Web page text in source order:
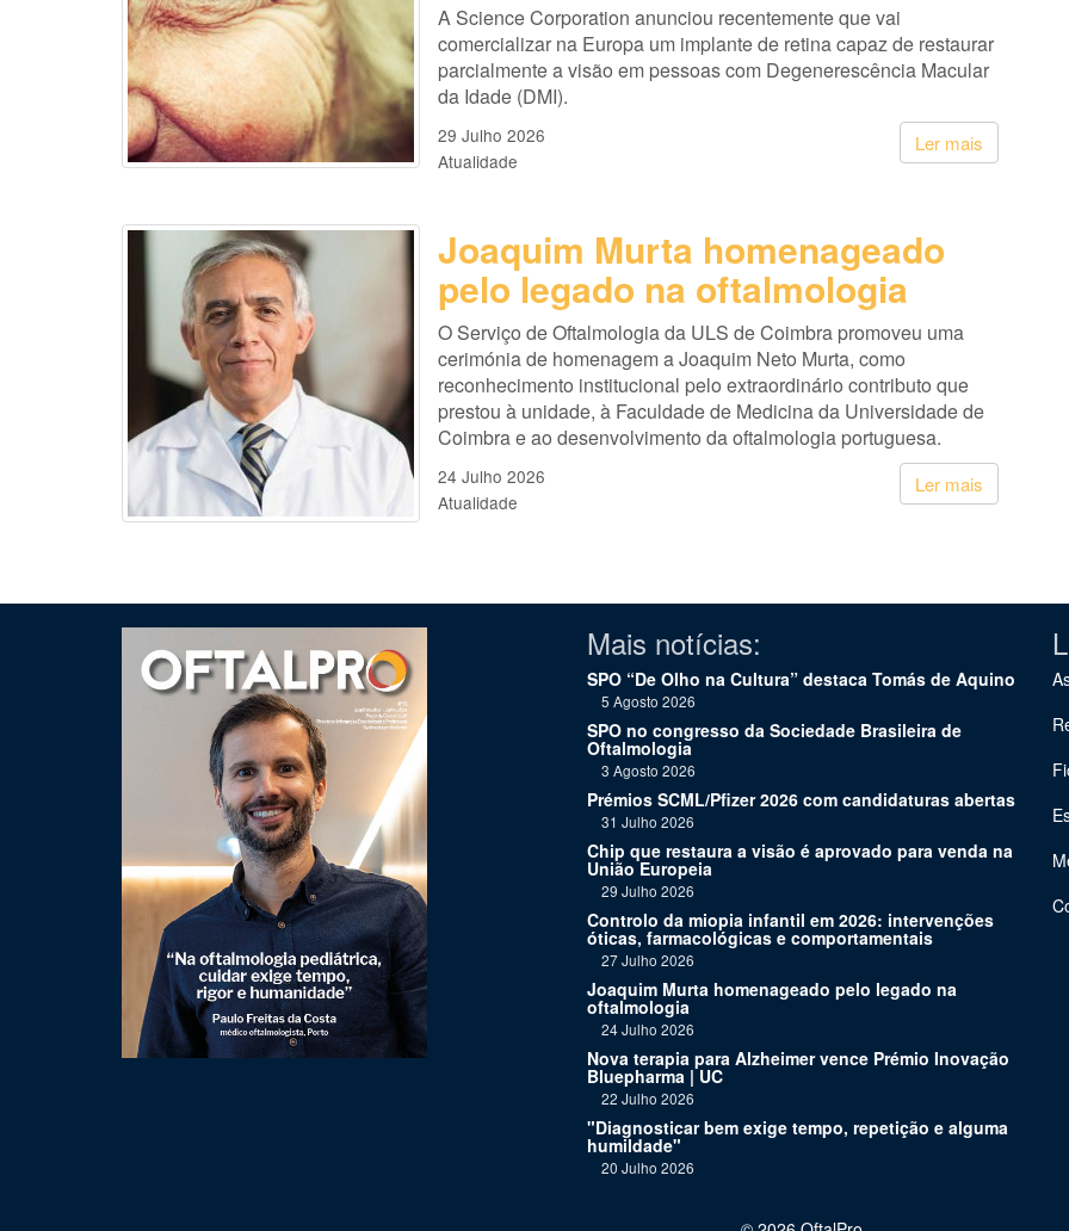
A Science Corporation anunciou recentemente que vai
comercializar na Europa um implante de retina capaz de restaurar
parcialmente a visão em pessoas com Degenerescência Macular
da Idade (DMI).
Ler mais
29 Julho 2026
Atualidade
Joaquim Murta homenageado
pelo legado na oftalmologia
O Serviço de Oftalmologia da ULS de Coimbra promoveu uma
cerimónia de homenagem a Joaquim Neto Murta, como
reconhecimento institucional pelo extraordinário contributo que
prestou à unidade, à Faculdade de Medicina da Universidade de
Coimbra e ao desenvolvimento da oftalmologia portuguesa.
Ler mais
24 Julho 2026
Atualidade
Clique para ler
Mais notícias:
SPO “De Olho na Cultura” destaca Tomás de Aquino
5 Agosto 2026
SPO no congresso da Sociedade Brasileira de
Oftalmologia
3 Agosto 2026
Prémios SCML/Pfizer 2026 com candidaturas abertas
31 Julho 2026
Chip que restaura a visão é aprovado para venda na
União Europeia
29 Julho 2026
Controlo da miopia infantil em 2026: intervenções
óticas, farmacológicas e comportamentais
27 Julho 2026
Joaquim Murta homenageado pelo legado na
oftalmologia
24 Julho 2026
Nova terapia para Alzheimer vence Prémio Inovação
Bluepharma | UC
22 Julho 2026
"Diagnosticar bem exige tempo, repetição e alguma
humildade"
20 Julho 2026